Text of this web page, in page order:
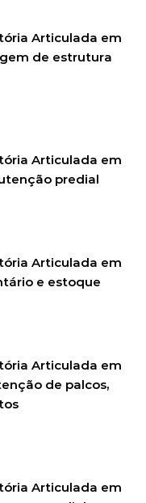
Articulada em
de estrutura
Articulada em
predial
Articulada em
e estoque
Articulada em
de palcos,
Articulada em